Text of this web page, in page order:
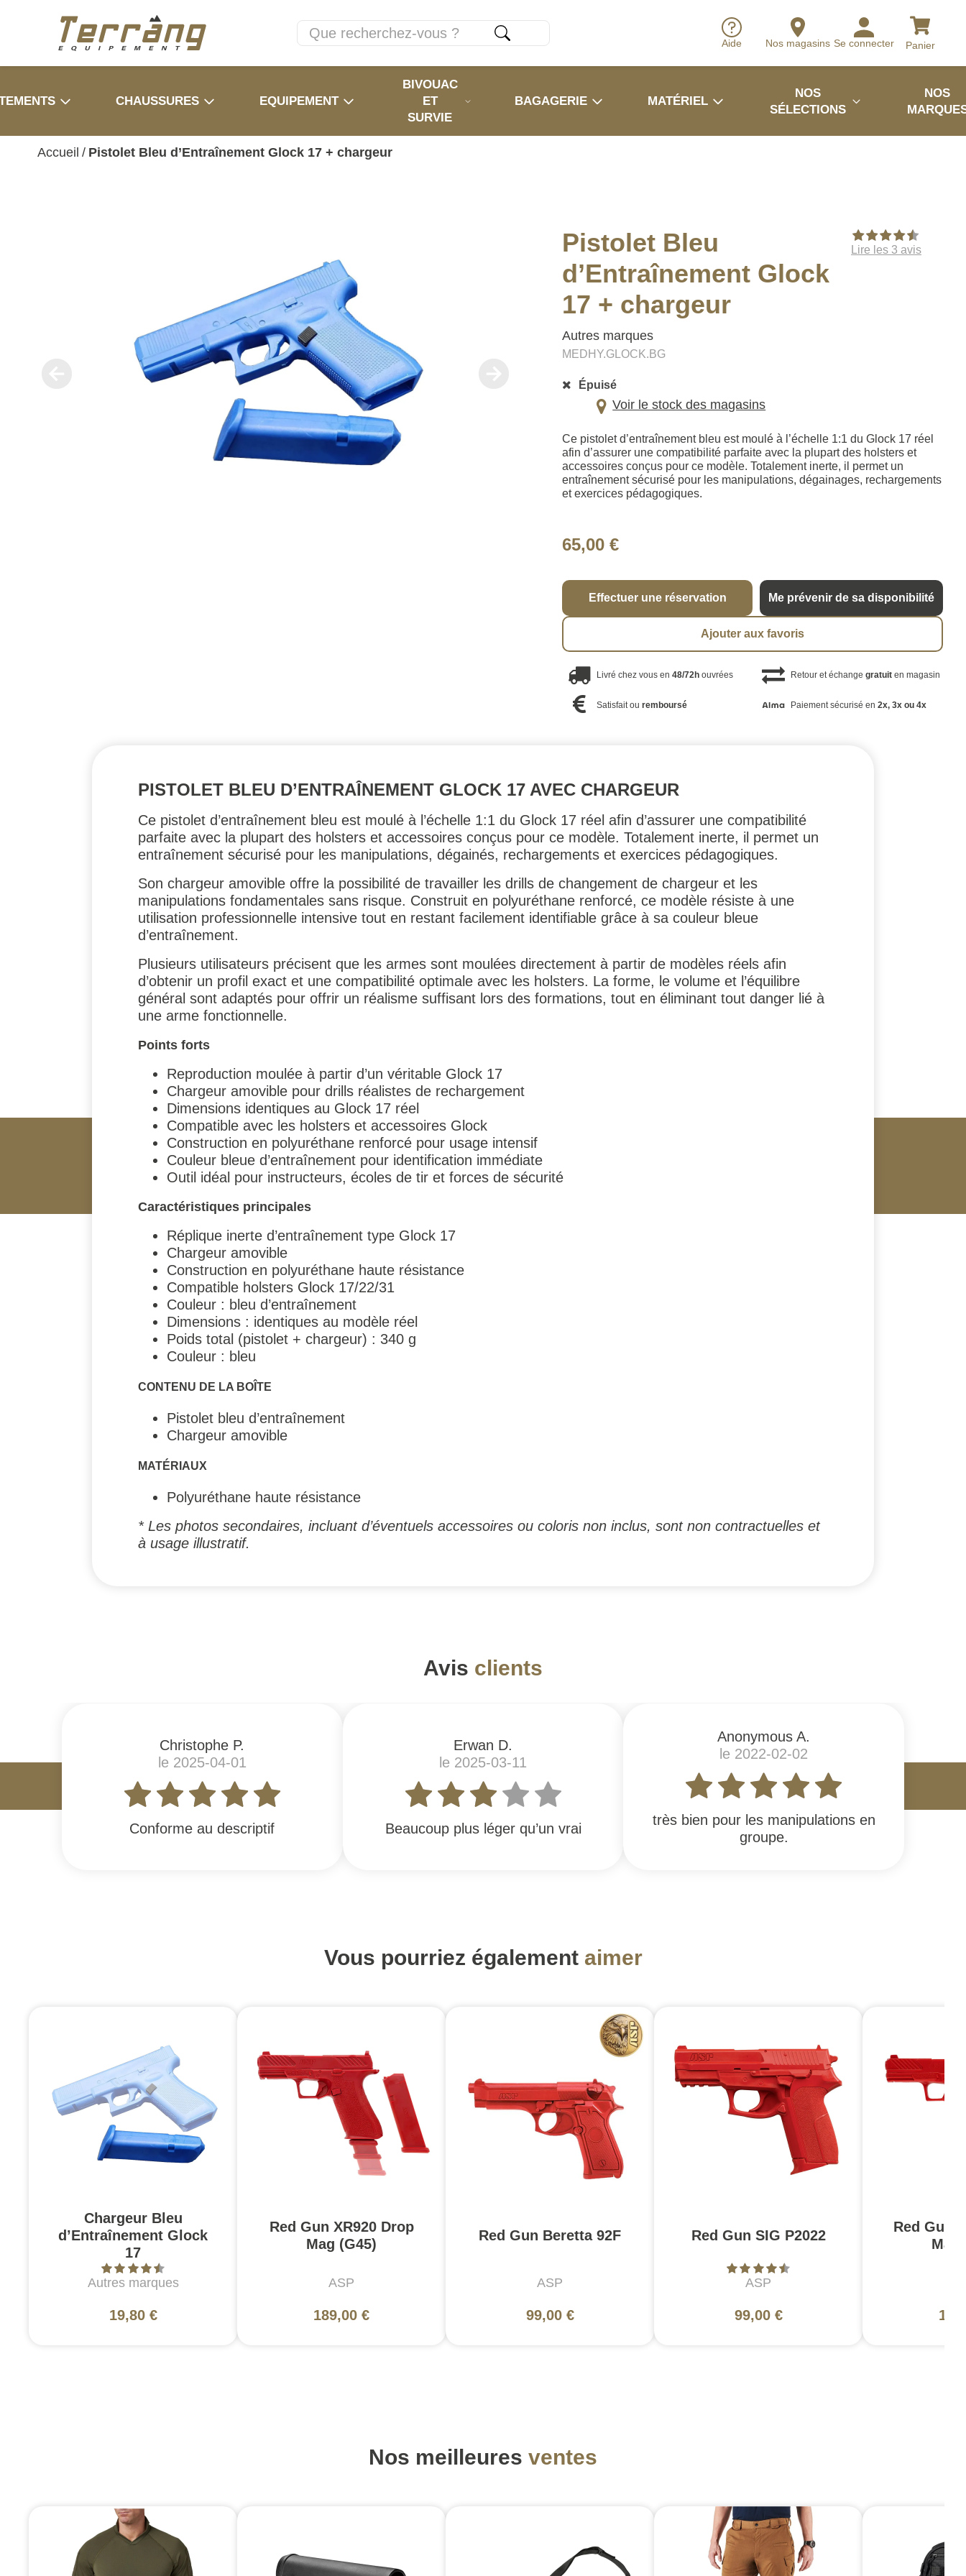
Aide Nos magasins Se connecter Panier
CHAUSSURES EQUIPEMENT
BIVOUAC
ET
SURVIE
BAGAGERIE MATÉRIEL
NOS
SÉLECTIONS
NOS
Accueil / Pistolet Bleu d’Entraînement Glock 17 + chargeur
Pistolet Bleu
d’Entraînement Glock
17 + chargeur
Autres marques
MEDHY.GLOCK.BG
Lire les 3 avis
Épuisé
Voir le stock des magasins
Ce pistolet d’entraînement bleu est moulé à l’échelle 1:1 du Glock 17 réel
afin d’assurer une compatibilité parfaite avec la plupart des holsters et
accessoires conçus pour ce modèle. Totalement inerte, il permet un
entraînement sécurisé pour les manipulations, dégainages, rechargements
et exercices pédagogiques.
65,00 €
Effectuer une réservation Me prévenir de sa disponibilité
Ajouter aux favoris
Livré chez vous en48/72h ouvrées Retour et échange gratuiten magasin
Satisfait ouremboursé Paiement sécurisé en 2x, 3x ou 4x
PISTOLET BLEU D’ENTRAÎNEMENT GLOCK 17 AVEC CHARGEUR
Ce pistolet d’entraînement bleu est moulé à l’échelle 1:1 du Glock 17 réel afin d’assurer une compatibilité
parfaite avec la plupart des holsters et accessoires conçus pour ce modèle. Totalement inerte, il permet un
entraînement sécurisé pour les manipulations, dégainés, rechargements et exercices pédagogiques.
Son chargeur amovible offre la possibilité de travailler les drills de changement de chargeur et les
manipulations fondamentales sans risque. Construit en polyuréthane renforcé, ce modèle résiste à une
utilisation professionnelle intensive tout en restant facilement identifiable grâce à sa couleur bleue
d’entraînement.
Plusieurs utilisateurs précisent que les armes sont moulées directement à partir de modèles réels afin
d’obtenir un profil exact et une compatibilité optimale avec les holsters. La forme, le volume et l’équilibre
général sont adaptés pour offrir un réalisme suffisant lors des formations, tout en éliminant tout danger lié à
une arme fonctionnelle.
Points forts
Reproduction moulée à partir d’un véritable Glock 17
Chargeur amovible pour drills réalistes de rechargement
Dimensions identiques au Glock 17 réel
Compatible avec les holsters et accessoires Glock
Construction en polyuréthane renforcé pour usage intensif
Couleur bleue d’entraînement pour identification immédiate
Outil idéal pour instructeurs, écoles de tir et forces de sécurité
Caractéristiques principales
Réplique inerte d’entraînement type Glock 17
Chargeur amovible
Construction en polyuréthane haute résistance
Compatible holsters Glock 17/22/31
Couleur : bleu d’entraînement
Dimensions : identiques au modèle réel
Poids total (pistolet + chargeur) : 340 g
Couleur : bleu
CONTENU DE LA BOÎTE
Pistolet bleu d’entraînement
Chargeur amovible
MATÉRIAUX
Polyuréthane haute résistance
* Les photos secondaires, incluant d’éventuels accessoires ou coloris non inclus, sont non contractuelles et
à usage illustratif.
Avis clients
Christophe P.
le 2025-04-01
Conforme au descriptif
Erwan D.
le 2025-03-11
Beaucoup plus léger qu’un vrai
Anonymous A.
le 2022-02-02
très bien pour les manipulations en
groupe.
Vous pourriez également aimer
Chargeur Bleu
d’Entraînement Glock
17
Autres marques
19,80 €
Red Gun XR920 Drop
Mag (G45)
ASP
189,00 €
Red Gun Beretta 92F
ASP
99,00 €
Red Gun SIG P2022
ASP
99,00 €
Red Gun
Mag
Nos meilleures ventes